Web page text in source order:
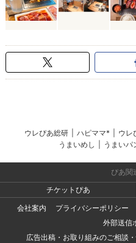
ウレぴあ総研 ハピママ* ウレ
うまいめし
うまいパ
ぴあ関
チケットぴあ
会社案内
プライバシーポリシー
外部送信
広告出稿・お取り組みのご相談